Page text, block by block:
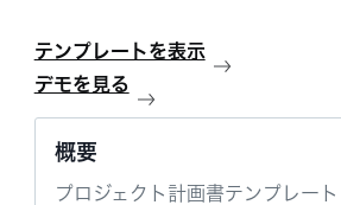
テンプレートを表示
デモを見る
概要
プロジェクト計画書テンプレー